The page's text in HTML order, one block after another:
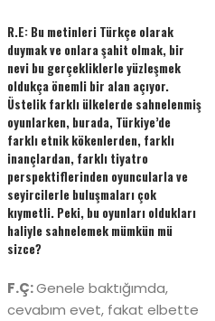
R.E: Bu metinleri Türkçe olarak
duymak ve onlara şahit olmak, bir
nevi bu gerçekliklerle yüzleşmek
oldukça önemli bir alan açıyor.
Üstelik farklı ülkelerde sahnelenmiş
oyunlarken, burada, Türkiye’de
farklı etnik kökenlerden, farklı
inançlardan, farklı tiyatro
perspektiflerinden oyuncularla ve
seyircilerle buluşmaları çok
kıymetli. Peki, bu oyunları oldukları
haliyle sahnelemek mümkün mü
sizce?
F.Ç:Genele baktığımda,
cevabım evet, fakat elbette